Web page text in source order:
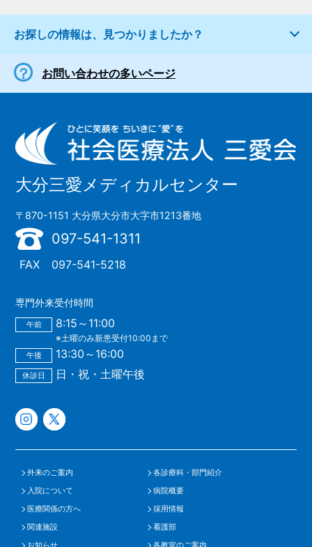
お探しの情報は、見つかりましたか？
お問い合わせの多いページ
大分三愛メディカルセンター
〒870-1151 大分県大分市大字市1213番地
097-541-1311
FAX 097-541-5218
専門外来受付時間
午前 8:15～11:00
※土曜のみ新患受付10:00まで
午後 13:30～16:00
休診日 日・祝・土曜午後
外来のご案内
各診療科・部門紹介
入院について
病院概要
医療関係の方へ
採用情報
関連施設
看護部